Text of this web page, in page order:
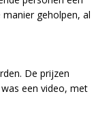
geholpen, al
De prijzen
een video, met